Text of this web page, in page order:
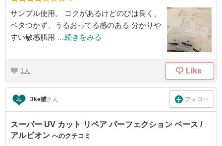
サンプル使用。 コクがあるけどのびは良く、
ベタつかず、うるおってる感のある 分かりや
すい敏感肌用 …続きをみる
1 Like
3ke猫さん フォロー
スーパー UV カット リペア パーフェクション ベース /
アルビオン へのクチコミ